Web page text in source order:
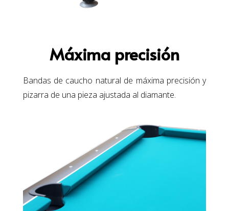
Máxima precisión
Bandas de caucho natural de máxima precisión y
pizarra de una pieza ajustada al diamante.